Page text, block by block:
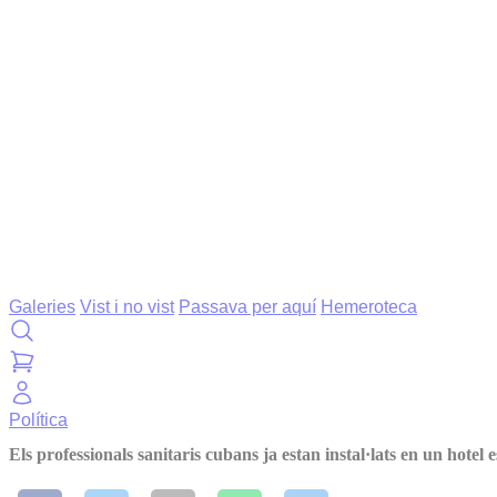
Galeries Vist i no vist Passava per aquí Hemeroteca
Política
Els professionals sanitaris cubans ja estan instal·lats en un hotel